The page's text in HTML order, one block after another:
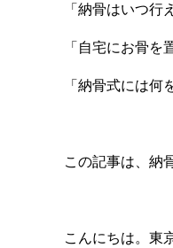
「納骨はいつ行
「自宅にお骨を
「納骨式には何
この記事は、納
こんにちは。東